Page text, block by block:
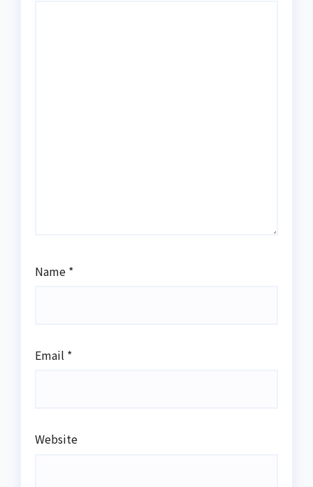
Name *
Email *
Website